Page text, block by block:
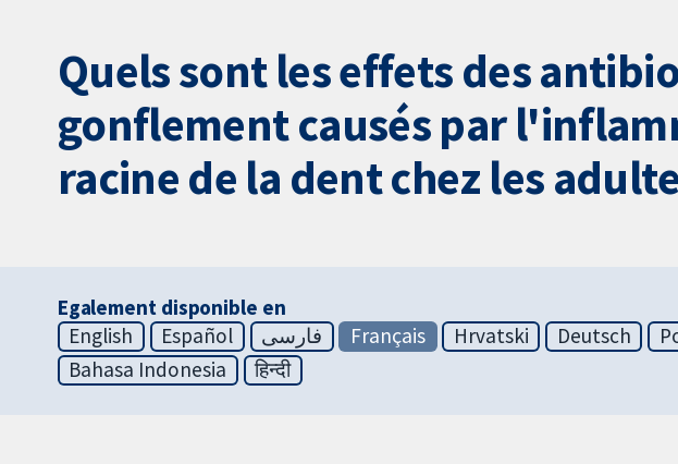
Quels sont les effets des
gonflement causés par
racine de la dent chez les
Egalement disponible en
English
Español فارسی Français Hrvatski Deutsch
Bahasa Indonesia
हिन्दी